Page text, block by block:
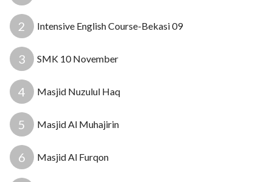
2 Intensive English Course-Bekasi 09
3 SMK 10 November
4 Masjid Nuzulul Haq
5 Masjid Al Muhajirin
6 Masjid Al Furqon